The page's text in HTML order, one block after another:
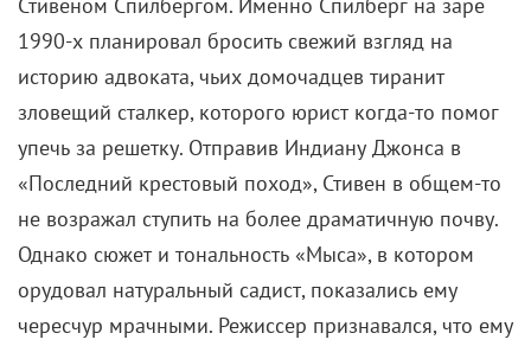
двусмысленность персонажей и собрав отличную
кассу: $182,3 млн при бюджете $35 млн.
Одно огорчает – мы никогда не узнаем, как бы в
образе маньяка Макса Кэди смотрелся
Билл Мюррей. Да, Спилберг прочил ему ведущую
злодейскую роль. Но это уже сюжет для рубрики
«перформансы, которые мы потеряли».
Несчастливы вместе